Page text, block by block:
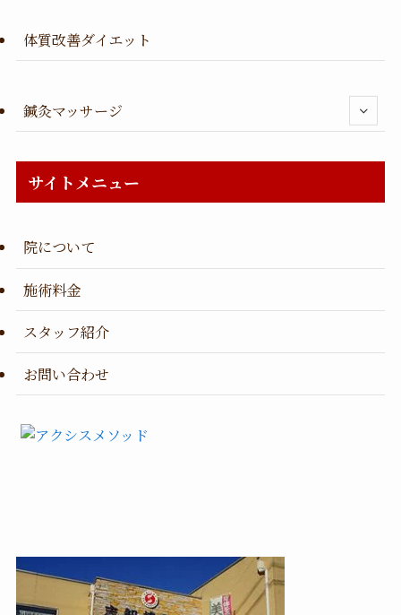
体質改善ダイエット
鍼灸マッサージ
サイトメニュー
院について
施術料金
スタッフ紹介
お問い合わせ